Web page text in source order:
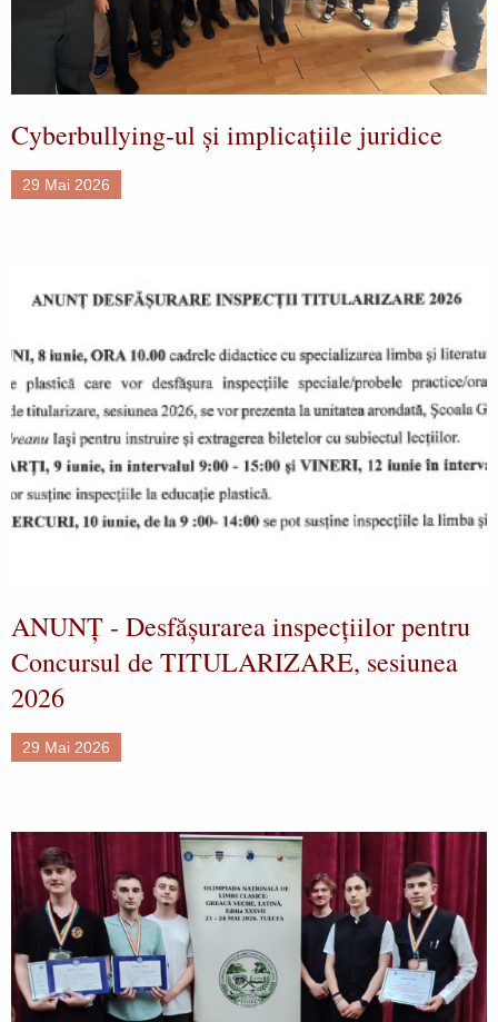
Cyberbullying-ul și implicațiile juridice
29 Mai 2026
ANUNȚ - Desfășurarea inspecțiilor pentru
Concursul de TITULARIZARE, sesiunea
2026
29 Mai 2026